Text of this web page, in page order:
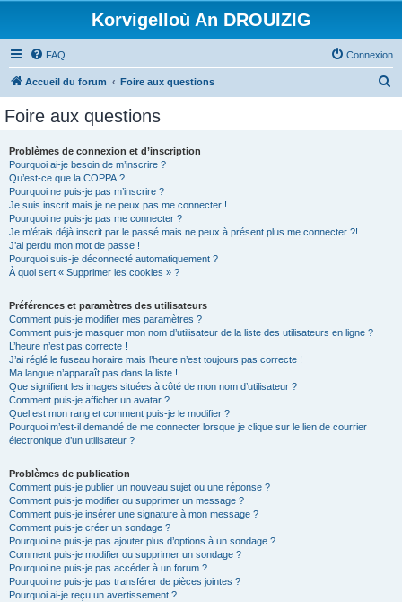
Korvigelloù An DROUIZIG
FAQ Connexion
Accueil du forum Foire aux questions
Foire aux questions
Problèmes de connexion et d’inscription
Pourquoi ai-je besoin de m’inscrire ?
Qu’est-ce que la COPPA ?
Pourquoi ne puis-je pas m’inscrire ?
Je suis inscrit mais je ne peux pas me connecter !
Pourquoi ne puis-je pas me connecter ?
Je m’étais déjà inscrit par le passé mais ne peux à présent plus me connecter ?!
J’ai perdu mon mot de passe !
Pourquoi suis-je déconnecté automatiquement ?
À quoi sert « Supprimer les cookies » ?
Préférences et paramètres des utilisateurs
Comment puis-je modifier mes paramètres ?
Comment puis-je masquer mon nom d’utilisateur de la liste des utilisateurs en ligne ?
L’heure n’est pas correcte !
J’ai réglé le fuseau horaire mais l’heure n’est toujours pas correcte !
Ma langue n’apparaît pas dans la liste !
Que signifient les images situées à côté de mon nom d’utilisateur ?
Comment puis-je afficher un avatar ?
Quel est mon rang et comment puis-je le modifier ?
Pourquoi m’est-il demandé de me connecter lorsque je clique sur le lien de courrier
électronique d’un utilisateur ?
Problèmes de publication
Comment puis-je publier un nouveau sujet ou une réponse ?
Comment puis-je modifier ou supprimer un message ?
Comment puis-je insérer une signature à mon message ?
Comment puis-je créer un sondage ?
Pourquoi ne puis-je pas ajouter plus d’options à un sondage ?
Comment puis-je modifier ou supprimer un sondage ?
Pourquoi ne puis-je pas accéder à un forum ?
Pourquoi ne puis-je pas transférer de pièces jointes ?
Pourquoi ai-je reçu un avertissement ?